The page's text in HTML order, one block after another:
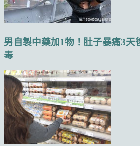
男自製中藥加1物！肚子暴痛3
毒